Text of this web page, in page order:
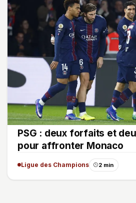
PSG : deux forfaits et
pour affronter Monaco
Ligue des Champions 2 min